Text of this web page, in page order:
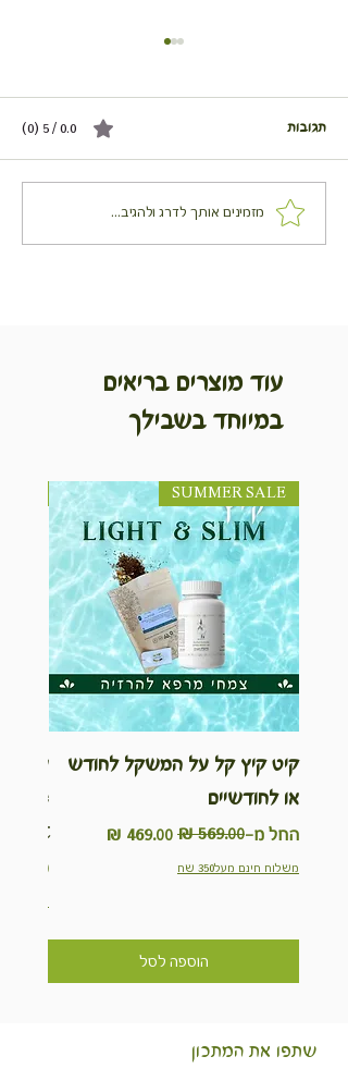
מאפה תרד, צפתית ושיבולת
תגובות 0.0 / 5 ‏(0)
מזמינים אותך לדרג ולהגיב...
עוד מוצרים בריאים
במיוחד בשבילך
SUMMER SALE
קיט קיץ קל על המשקל לחודש
או לחודשיים
החל מ-
מחיר רגיל
מחיר מבצע
משלוח חינם מעל350 שח
הוספה לסל
ערכת
Kit
מחיר